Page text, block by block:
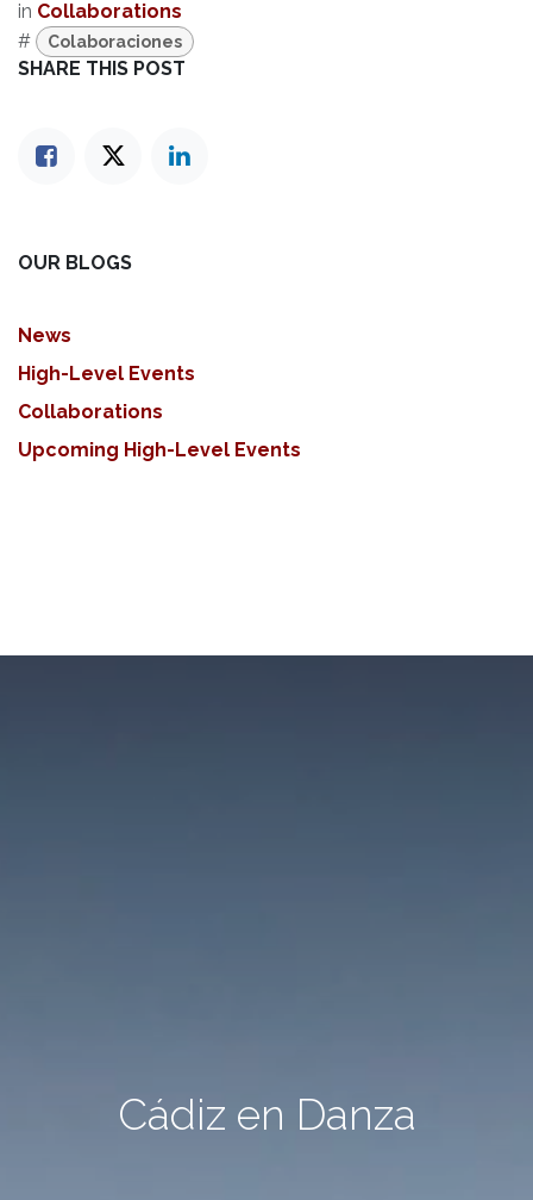
in Collaborations
#
Colaboraciones
SHARE THIS POST
OUR BLOGS
News
High-Level Events
Collaborations
Upcoming High-Level Events
Cádiz en Danza